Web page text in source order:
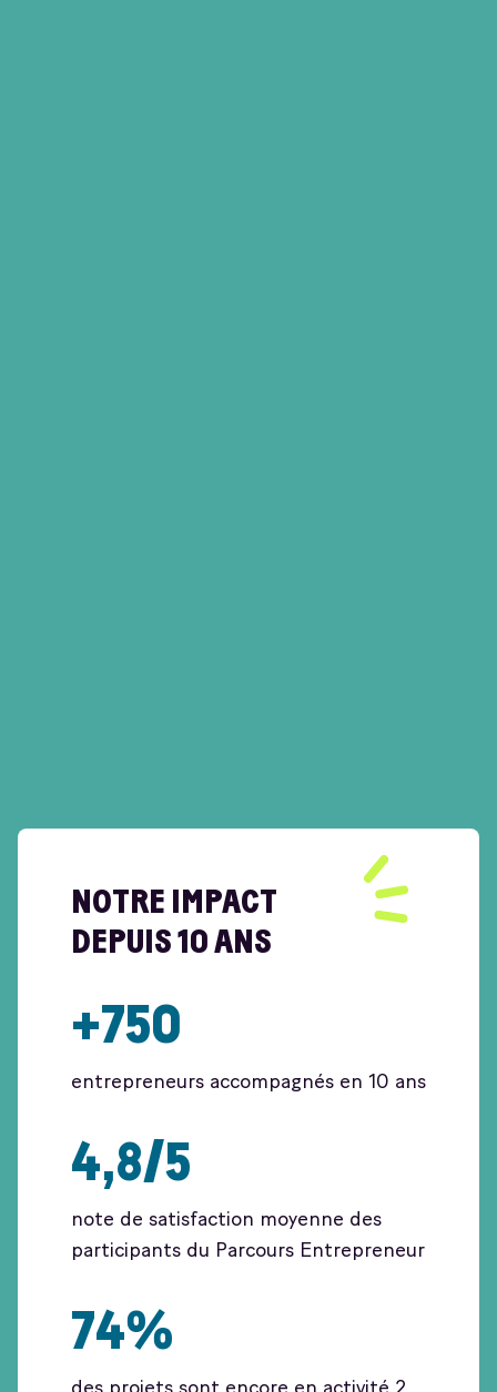
NOTRE IMPACT
DEPUIS 10 ANS
+750
entrepreneurs accompagnés en 10 ans
4,8/5
note de satisfaction moyenne des
participants du Parcours Entrepreneur
74%